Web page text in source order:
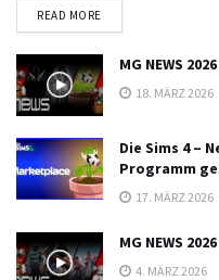
READ MOREDETAILS
MG NEWS
18. MÄRZ 2026
Die Sims 4 –
Programm
17. MÄRZ 2026
MG NEWS
4. MÄRZ 2026